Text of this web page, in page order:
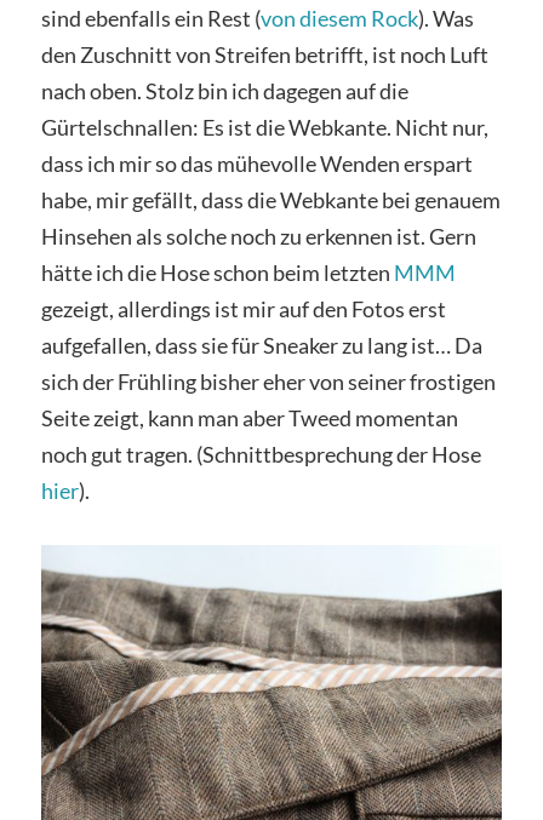
sind ebenfalls ein Rest (von diesem Rock). Was
den Zuschnitt von Streifen betrifft, ist noch Luft
nach oben. Stolz bin ich dagegen auf die
Gürtelschnallen: Es ist die Webkante. Nicht nur,
dass ich mir so das mühevolle Wenden erspart
habe, mir gefällt, dass die Webkante bei genauem
Hinsehen als solche noch zu erkennen ist. Gern
hätte ich die Hose schon beim letzten MMM
gezeigt, allerdings ist mir auf den Fotos erst
aufgefallen, dass sie für Sneaker zu lang ist… Da
sich der Frühling bisher eher von seiner frostigen
Seite zeigt, kann man aber Tweed momentan
noch gut tragen. (Schnittbesprechung der Hose
hier).